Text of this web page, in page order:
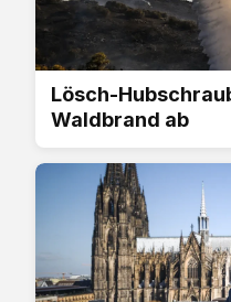
Lösch-
Waldbrand ab